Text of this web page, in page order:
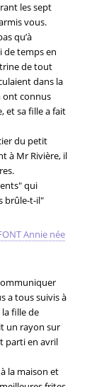
les sept
vous.
qu’à
de temps en
de tout
dans la
ont connus
et sa fille a fait
du petit
à Mr Rivière, il
qui
brûle-t-il"
Annie née
a tous suivis à
fille de
un rayon sur
parti en avril
la maison et